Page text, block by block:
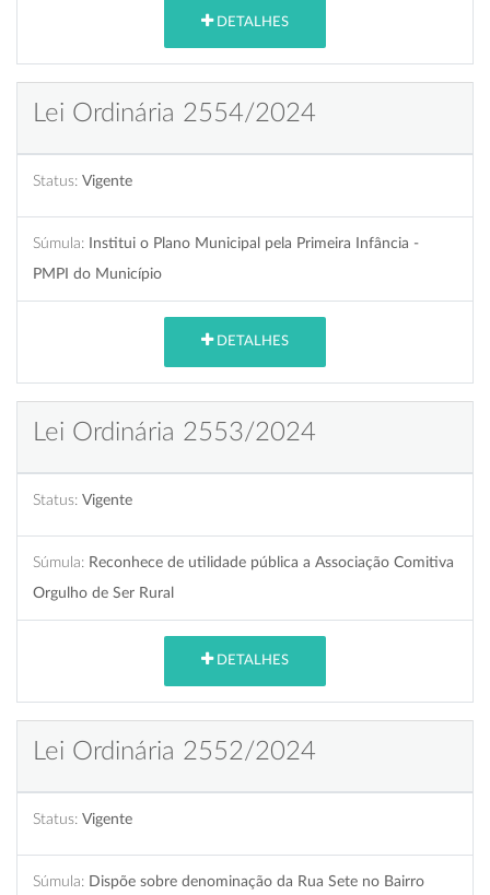
DETALHES
Lei Ordinária 2554/2024
Status: Vigente
Súmula: Institui o Plano Municipal pela Primeira Infância -
PMPI do Município
DETALHES
Lei Ordinária 2553/2024
Status: Vigente
Súmula: Reconhece de utilidade pública a Associação Comitiva
Orgulho de Ser Rural
DETALHES
Lei Ordinária 2552/2024
Status: Vigente
Súmula: Dispõe sobre denominação da Rua Sete no Bairro